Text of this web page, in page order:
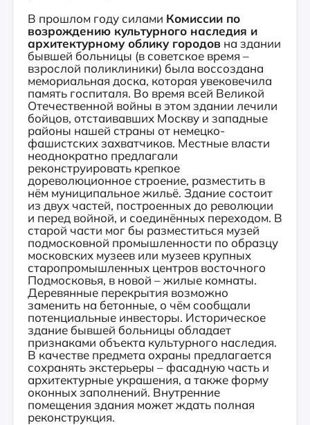
В прошлом году силами Комиссии по
возрождению культурного наследия и
архитектурному облику городов на здании
бывшей больницы (в советское время –
взрослой поликлиники) была воссоздана
мемориальная доска, которая увековечила
память госпиталя. Во время всей Великой
Отечественной войны в этом здании лечили
бойцов, отстаивавших Москву и западные
районы нашей страны от немецко-
фашистских захватчиков. Местные власти
неоднократно предлагали
реконструировать крепкое
дореволюционное строение, разместить в
нём муниципальное жильё. Здание состоит
из двух частей, построенных до революции
и перед войной, и соединённых переходом. В
старой части мог бы разместиться музей
подмосковной промышленности по образцу
московских музеев или музеев крупных
старопромышленных центров восточного
Подмосковья, в новой – жилые комнаты.
Деревянные перекрытия возможно
заменить на бетонные, о чём сообщали
потенциальные инвесторы. Историческое
здание бывшей больницы обладает
признаками объекта культурного наследия.
В качестве предмета охраны предлагается
сохранять экстерьеры – фасадную часть и
архитектурные украшения, а также форму
оконных заполнений. Внутренние
помещения здания может ждать полная
реконструкция.